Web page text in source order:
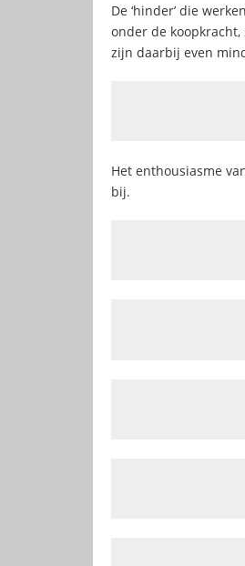
De ‘hinder’ die
onder de
zijn daarbij even
Het enthousiasme
bij.